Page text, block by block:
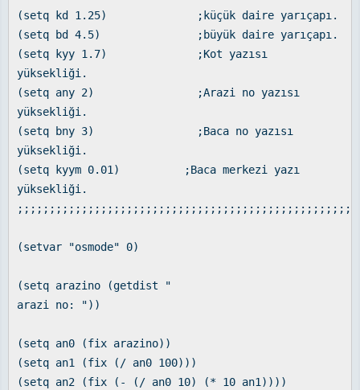
(setq kd 1.25) ;küçük daire yarıçapı.
(setq bd 4.5) ;büyük daire yarıçapı.
(setq kyy 1.7) ;Kot yazısı
yüksekliği.
(setq any 2) ;Arazi no yazısı
yüksekliği.
(setq bny 3) ;Baca no yazısı
yüksekliği.
(setq kyym 0.01) ;Baca merkezi yazı
yüksekliği.
(setvar "osmode" 0)
(setq arazino (getdist "
arazi no: "))
(setq an0 (fix arazino))
(setq an1 (fix (/ an0 100)))
(setq an2 (fix (- (/ an0 10) (* 10 an1))))